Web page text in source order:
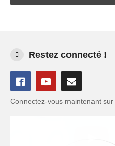
Restez connecté !
Connectez-vous maintenant sur